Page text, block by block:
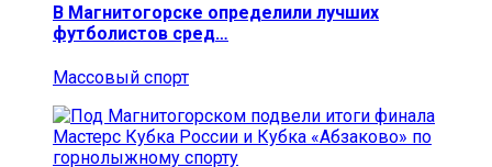
В Магнитогорске определили лучших
футболистов сред…
Массовый спорт